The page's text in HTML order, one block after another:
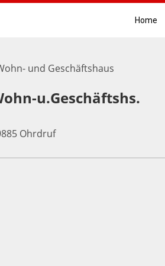
Home
und Geschäftshaus
u.Geschäftshs.
Ohrdruf